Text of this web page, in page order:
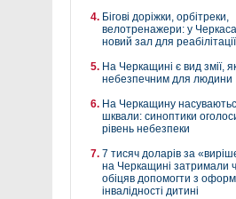
Бігові доріжки, орбітреки,
велотренажери: у
новий зал для
На Черкащині є вид змії,
небезпечним для людини
На Черкащину
шквали: синоптики
рівень небезпеки
7 тисяч доларів за
на Черкащині затримали
обіцяв допомогти з
інвалідності дитині